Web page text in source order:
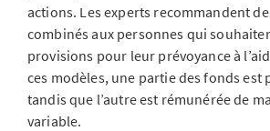
actions. Les experts recommandent
combinés aux personnes qui
provisions pour leur prévoyance à
ces modèles, une partie des fonds est
tandis que l’autre est rémunérée de
variable.